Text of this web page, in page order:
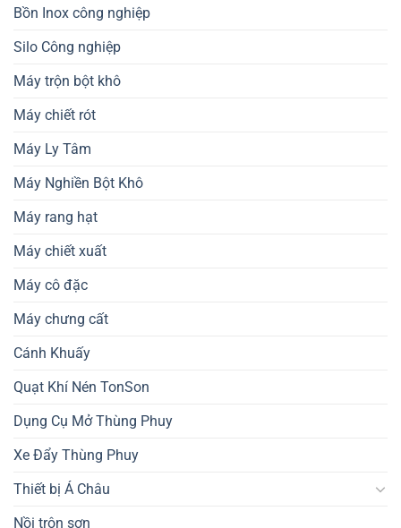
Bồn Inox công nghiệp
Silo Công nghiệp
Máy trộn bột khô
Máy chiết rót
Máy Ly Tâm
Máy Nghiền Bột Khô
Máy rang hạt
Máy chiết xuất
Máy cô đặc
Máy chưng cất
Cánh Khuấy
Quạt Khí Nén TonSon
Dụng Cụ Mở Thùng Phuy
Xe Đẩy Thùng Phuy
Thiết bị Á Châu
Nồi trộn sơn